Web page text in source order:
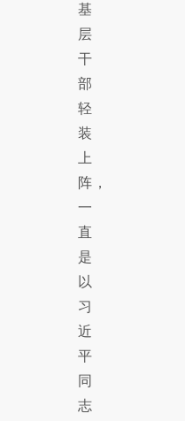
基
层
干
部
轻
装
上
阵，
一
直
是
以
习
近
平
同
志